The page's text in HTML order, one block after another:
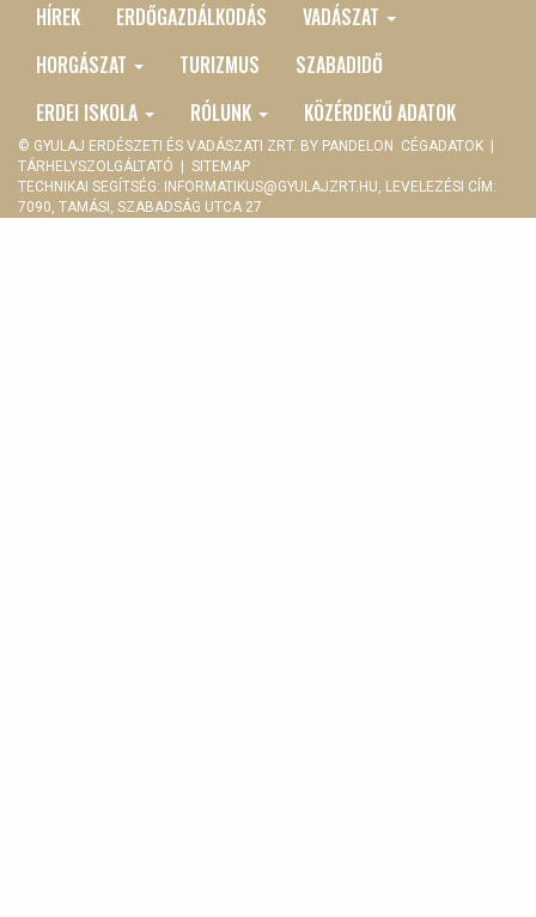
MAIN
MENU
HÍREK ERDŐGAZDÁLKODÁS
VADÁSZAT
HORGÁSZAT
TURIZMUS
SZABADIDŐ
ERDEI ISKOLA
RÓLUNK KÖZÉRDEKŰ ADATOK
© GYULAJ ERDÉSZETI ÉS VADÁSZATI ZRT. BY PANDELON CÉGADATOK |
TÁRHELYSZOLGÁLTATÓ | SITEMAP
TECHNIKAI SEGÍTSÉG: INFORMATIKUS@GYULAJZRT.HU, LEVELEZÉSI CÍM:
7090, TAMÁSI, SZABADSÁG UTCA 27